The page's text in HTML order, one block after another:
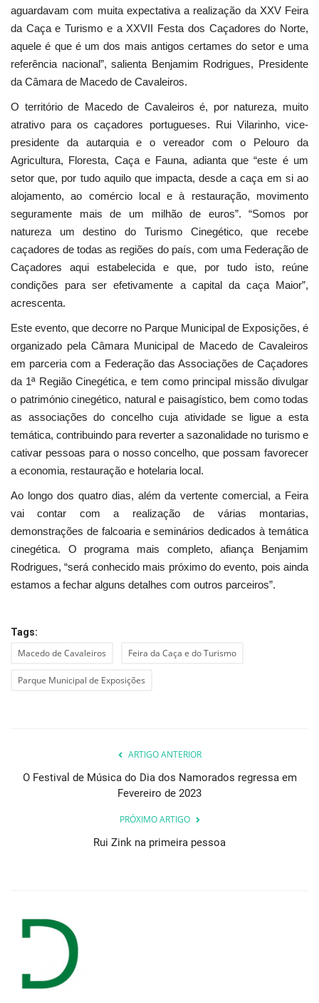
aguardavam com muita expectativa a realização da XXV Feira
da Caça e Turismo e a XXVII Festa dos Caçadores do Norte,
aquele é que é um dos mais antigos certames do setor e uma
referência nacional”, salienta Benjamim Rodrigues, Presidente
da Câmara de Macedo de Cavaleiros.
O território de Macedo de Cavaleiros é, por natureza, muito
atrativo para os caçadores portugueses. Rui Vilarinho, vice-
presidente da autarquia e o vereador com o Pelouro da
Agricultura, Floresta, Caça e Fauna, adianta que “este é um
setor que, por tudo aquilo que impacta, desde a caça em si ao
alojamento, ao comércio local e à restauração, movimento
seguramente mais de um milhão de euros”. “Somos por
natureza um destino do Turismo Cinegético, que recebe
caçadores de todas as regiões do país, com uma Federação de
Caçadores aqui estabelecida e que, por tudo isto, reúne
condições para ser efetivamente a capital da caça Maior”,
acrescenta.
Este evento, que decorre no Parque Municipal de Exposições, é
organizado pela Câmara Municipal de Macedo de Cavaleiros
em parceria com a Federação das Associações de Caçadores
da 1ª Região Cinegética, e tem como principal missão divulgar
o património cinegético, natural e paisagístico, bem como todas
as associações do concelho cuja atividade se ligue a esta
temática, contribuindo para reverter a sazonalidade no turismo e
cativar pessoas para o nosso concelho, que possam favorecer
a economia, restauração e hotelaria local.
Ao longo dos quatro dias, além da vertente comercial, a Feira
vai contar com a realização de várias montarias,
demonstrações de falcoaria e seminários dedicados à temática
cinegética. O programa mais completo, afiança Benjamim
Rodrigues, “será conhecido mais próximo do evento, pois ainda
estamos a fechar alguns detalhes com outros parceiros”.
Tags:
Macedo de Cavaleiros Feira da Caça e do Turismo
Parque Municipal de Exposições
ARTIGO ANTERIOR
O Festival de Música do Dia dos Namorados regressa em
Fevereiro de 2023
PRÓXIMO ARTIGO
Rui Zink na primeira pessoa